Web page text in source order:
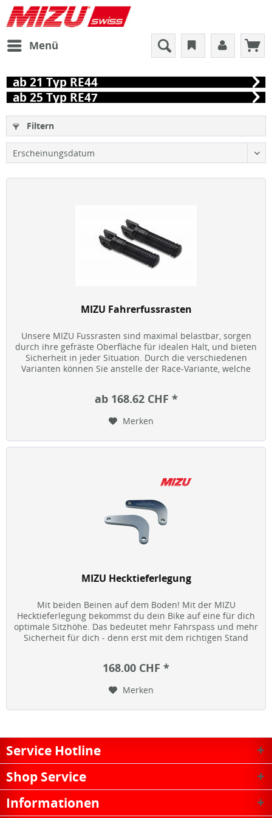
Menü
ab 21 Typ RE44
ab 25 Typ RE47
Filtern
MIZU Fahrerfussrasten
Unsere MIZU Fussrasten sind maximal belastbar, sorgen
durch ihre gefräste Oberfläche für idealen Halt, und bieten
Sicherheit in jeder Situation. Durch die verschiedenen
Varianten können Sie anstelle der Race-Variante, welche
ab 168.62 CHF *
Merken
MIZU Hecktieferlegung
Mit beiden Beinen auf dem Boden! Mit der MIZU
Hecktieferlegung bekommst du dein Bike auf eine für dich
optimale Sitzhöhe. Das bedeutet mehr Fahrspass und mehr
Sicherheit für dich - denn erst mit dem richtigen Stand
168.00 CHF *
Merken
Service Hotline
Shop Service
Informationen